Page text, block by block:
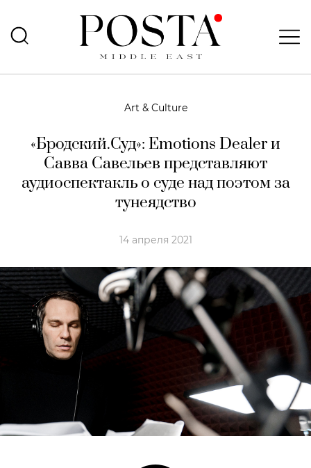
Art & Culture
«Бродский.Суд»: Emotions Dealer и
Савва Савельев представляют
аудиоспектакль о суде над поэтом за
тунеядство
14 апреля 2021